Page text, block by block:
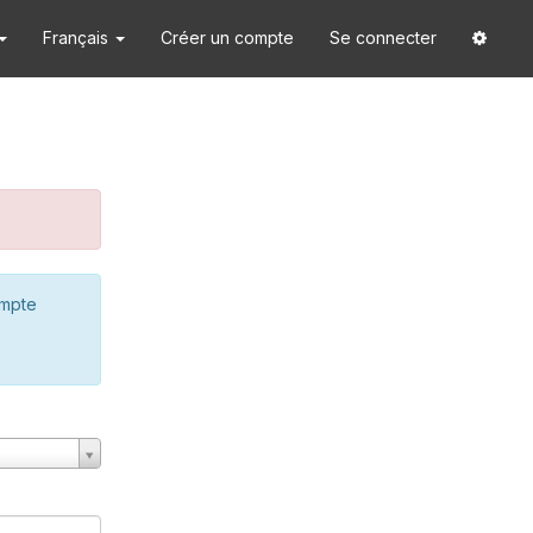
Français Créer un compte Se connecter